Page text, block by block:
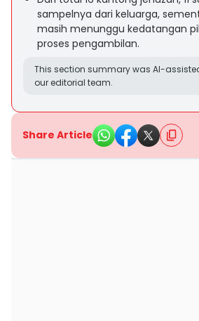
sampelnya dari keluarga,
masih menunggu kedatangan
proses pengambilan.
This section summary was AI-
our editorial team.
Share Article